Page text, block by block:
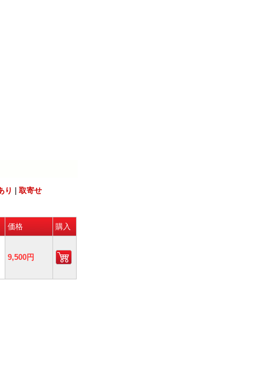
り 取寄せ
価格 購入
9,500円